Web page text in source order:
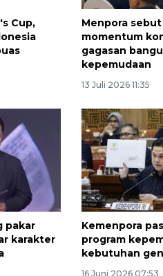
Cup,
Menpora sebut
momentum
gagasan
kepemudaan
13 Juli 2026 11:35
pakar
karakter
Kemenpora
program
kebutuhan
16 Juni 2026 07:53